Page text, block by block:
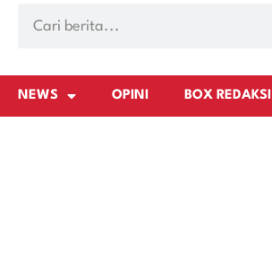
NEWS OPINI BOX REDAKSI